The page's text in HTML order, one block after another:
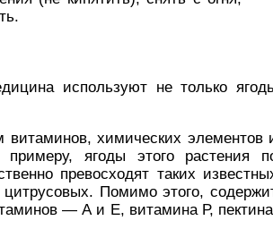
используют не только
витаминов, химических элементов
ягоды этого растения
превосходят таких
Помимо этого,
— А и Е, витамина Р,